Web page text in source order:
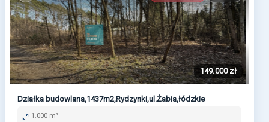
149.000 zł
Działka budowlana,1437m2,Rydzynki,ul.Żabia,łódzkie
1.000 m²